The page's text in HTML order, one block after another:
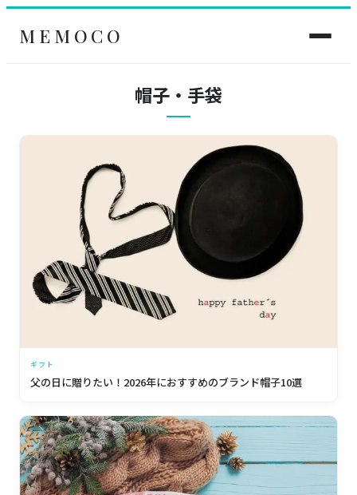
MEMOCO
帽子・手袋
ギフト
父の日に贈りたい！2026年におすすめのブランド帽子10選